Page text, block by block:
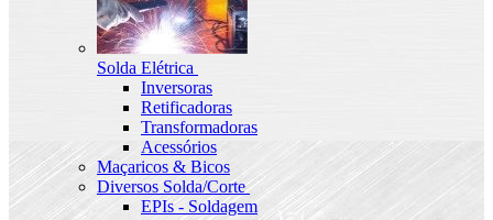
Solda Elétrica
Inversoras
Retificadoras
Transformadoras
Acessórios
Maçaricos & Bicos
Diversos Solda/Corte
EPIs - Soldagem